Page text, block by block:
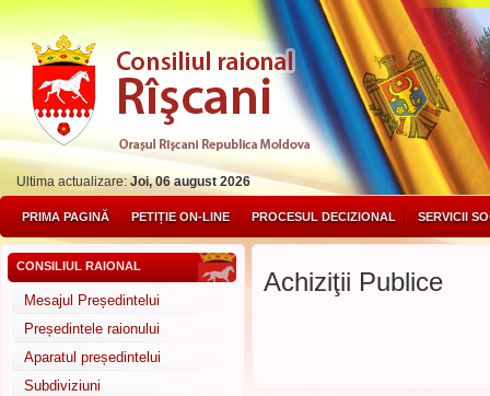
Ultima actualizare:Joi, 06 august 2026
PRIMA PAGINĂ PETIȚIE ON-LINE PROCESUL DECIZIONAL SERVICII
CONSILIUL RAIONAL
Mesajul Președintelui
Președintele raionului
Aparatul președintelui
Subdiviziuni
Achiziţii Publice